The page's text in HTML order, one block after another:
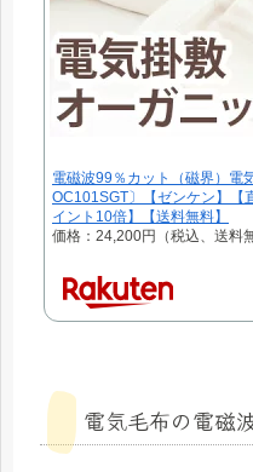
電磁波99％カット（磁界）電
OC101SGT〕【ゼンケン】【
イント10倍】【送料無料】
価格：24,200円（税込、送料
電気毛布の電磁